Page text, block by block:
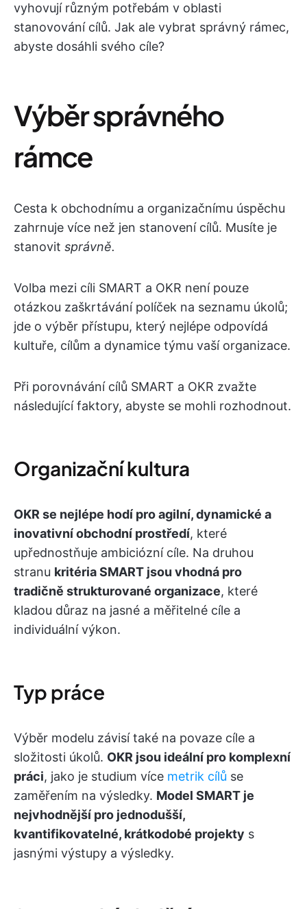
vyhovují různým potřebám v oblasti
stanovování cílů. Jak ale vybrat správný rámec,
abyste dosáhli svého cíle?
Výběr správného
rámce
Cesta k obchodnímu a organizačnímu úspěchu
zahrnuje více než jen stanovení cílů. Musíte je
stanovit správně.
Volba mezi cíli SMART a OKR není pouze
otázkou zaškrtávání políček na seznamu úkolů;
jde o výběr přístupu, který nejlépe odpovídá
kultuře, cílům a dynamice týmu vaší organizace.
Při porovnávání cílů SMART a OKR zvažte
následující faktory, abyste se mohli rozhodnout.
Organizační kultura
OKR se nejlépe hodí pro agilní, dynamické a
inovativní obchodní prostředí, které
upřednostňuje ambiciózní cíle. Na druhou
stranu kritéria SMART jsou vhodná pro
tradičně strukturované organizace, které
kladou důraz na jasné a měřitelné cíle a
individuální výkon.
Typ práce
Výběr modelu závisí také na povaze cíle a
složitosti úkolů. OKR jsou ideální pro komplexní
práci, jako je studium více metrik cílů se
zaměřením na výsledky. Model SMART je
nejvhodnější pro jednodušší,
kvantifikovatelné, krátkodobé projekty s
jasnými výstupy a výsledky.